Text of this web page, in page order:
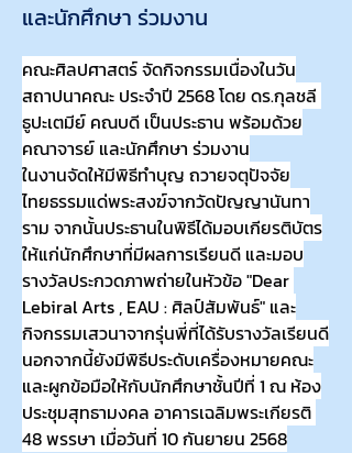
และนักศึกษา ร่วมงาน
คณะศิลปศาสตร์ จัดกิจกรรมเนื่องในวัน
สถาปนาคณะ ประจำปี 2568 โดย ดร.กุลชลี
ธูปะเตมีย์ คณบดี เป็นประธาน พร้อมด้วย
คณาจารย์ และนักศึกษา ร่วมงาน
ในงานจัดให้มีพิธีทำบุญ ถวายจตุปัจจัย
ไทยธรรมแด่พระสงฆ์จากวัดปัญญานันทา
ราม จากนั้นประธานในพิธีได้มอบเกียรติบัตร
ให้แก่นักศึกษาที่มีผลการเรียนดี และมอบ
รางวัลประกวดภาพถ่ายในหัวข้อ "Dear
Lebiral Arts , EAU : ศิลป์สัมพันธ์" และ
กิจกรรมเสวนาจากรุ่นพี่ที่ได้รับรางวัลเรียนดี
นอกจากนี้ยังมีพิธีประดับเครื่องหมายคณะ
และผูกข้อมือให้กับนักศึกษาชั้นปีที่ 1 ณ ห้อง
ประชุมสุทธามงคล อาคารเฉลิมพระเกียรติ
48 พรรษา เมื่อวันที่ 10 กันยายน 2568